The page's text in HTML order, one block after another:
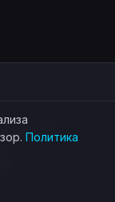
Политика